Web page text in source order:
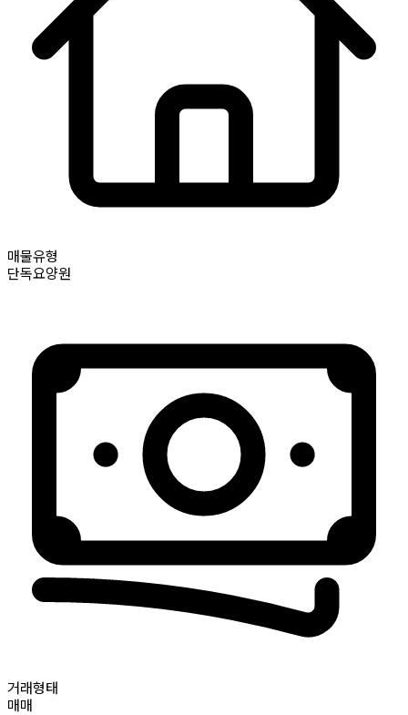
매물유형
단독요양원
거래형태
매매